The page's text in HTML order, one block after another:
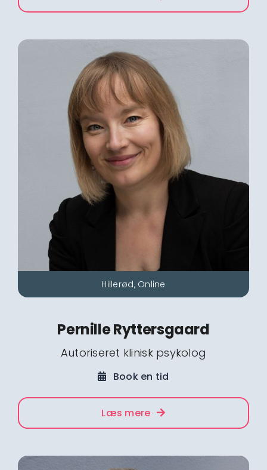
Hillerød, Online
Pernille Ryttersgaard
Autoriseret klinisk psykolog
Book en tid
Læs mere